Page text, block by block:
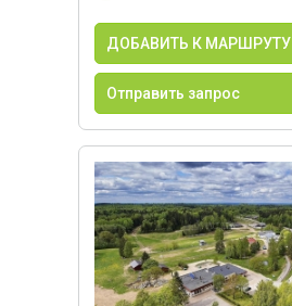
ДОБАВИТЬ К МАРШРУТУ
Отправить запрос